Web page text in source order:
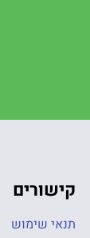
קישורים
תנאי שימוש